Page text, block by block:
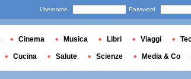
Username Password
Cinema Musica Libri Viaggi
Cucina Salute Scienze Media & Co